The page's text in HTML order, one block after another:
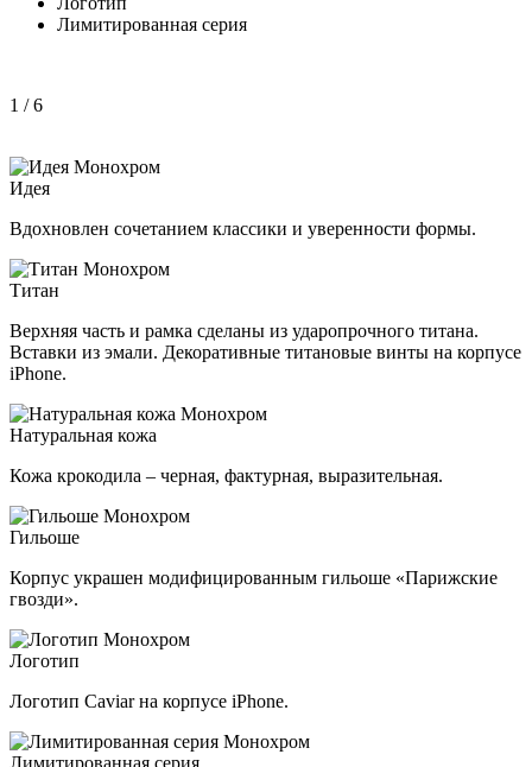
Лимитированная серия
1 / 6
Идея
Вдохновлен сочетанием классики и уверенности формы.
Титан
Верхняя часть и рамка сделаны из ударопрочного титана.
Вставки из эмали. Декоративные титановые винты на корпусе
iPhone.
Натуральная кожа
Кожа крокодила – черная, фактурная, выразительная.
Гильоше
Корпус украшен модифицированным гильоше «Парижские
гвозди».
Логотип
Логотип Caviar на корпусе iPhone.
Лимитированная серия